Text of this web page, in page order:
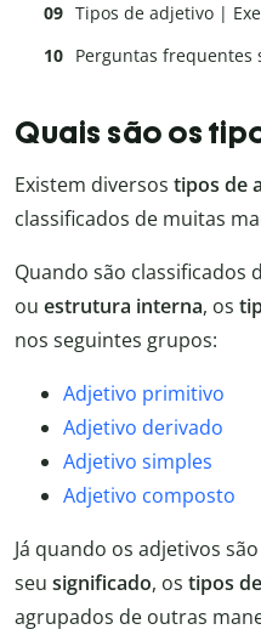
Tipos de adjetivo |
Perguntas frequentes
Quais são os
Existem diversos tipos de
classificados de muitas
Quando são classificados
ou estrutura interna, os
nos seguintes grupos:
Adjetivo primitivo
Adjetivo derivado
Adjetivo simples
Adjetivo composto
Já quando os adjetivos
seu significado, os tipos
agrupados de outras